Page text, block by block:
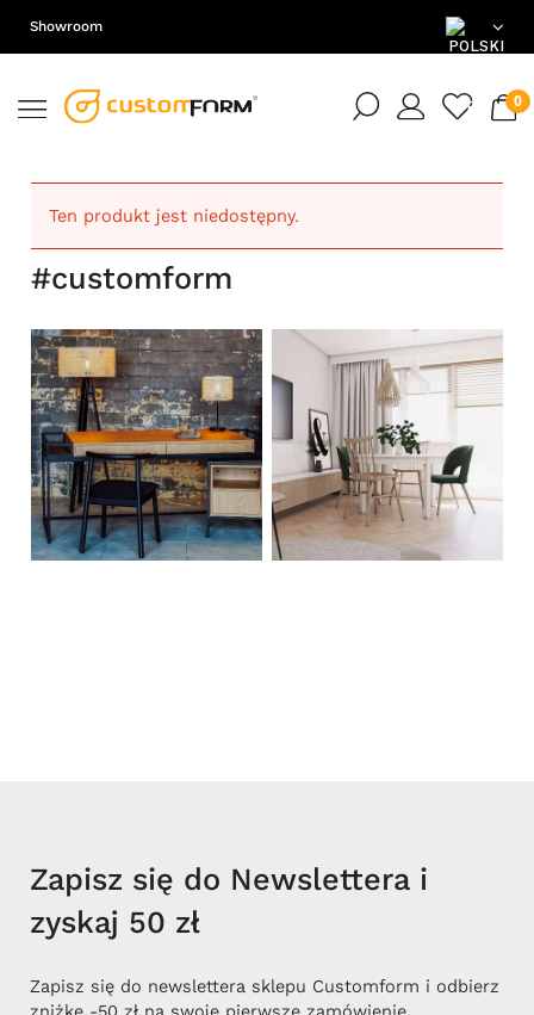
EN
PL
Showroom
Ten produkt jest niedostępny.
#customform
Zapisz się do Newslettera i
zyskaj 50 zł
Zapisz się do newslettera sklepu Customform i odbierz